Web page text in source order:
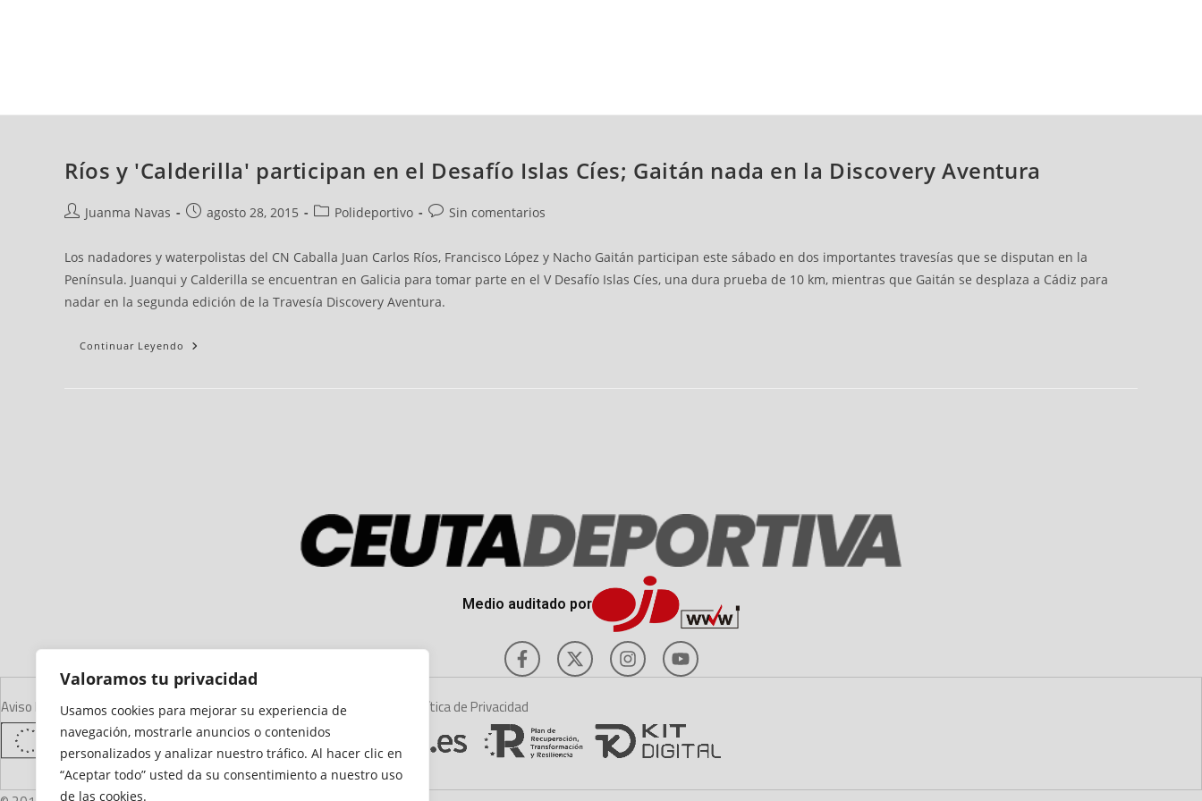
Valoramos tu privacidad
Usamos cookies para mejorar su experiencia de
navegación, mostrarle anuncios o contenidos
personalizados y analizar nuestro tráfico. Al hacer clic en
“Aceptar todo” usted da su consentimiento a nuestro uso
de las cookies.
Ríos y 'Calderilla' participan en el Desafío Islas Cíes; Gaitán nada en la Discovery Aventura
Juanma Navas agosto 28, 2015 Polideportivo Sin comentarios
Los nadadores y waterpolistas del CN Caballa Juan Carlos Ríos, Francisco López y Nacho Gaitán participan este sábado en dos importantes travesías que se disputan en la
Península. Juanqui y Calderilla se encuentran en Galicia para tomar parte en el V Desafío Islas Cíes, una dura prueba de 10 km, mientras que Gaitán se desplaza a Cádiz para
nadar en la segunda edición de la Travesía Discovery Aventura.
Continuar Leyendo
Medio auditado por
Aviso LegalDeclaración de AccesibilidadMapa del SitioPolítica de Cookies Política de Privacidad